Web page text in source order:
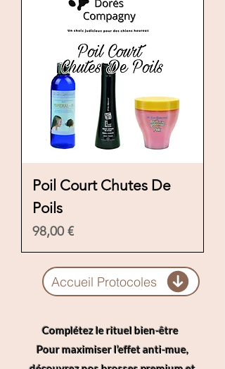
Poil Court Chutes De
Poils
Precio
98,00 €
Accueil Protocoles
Complétez le rituel bien-être
Pour maximiser l’effet anti-mue,